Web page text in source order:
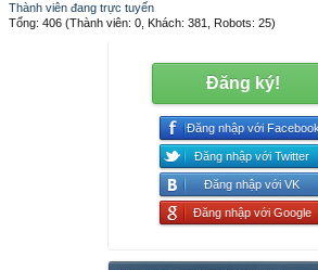
Thành viên đang trực tuyến
Tổng: 406 (Thành viên: 0, Khách: 381, Robots: 25)
Đăng ký!
Đăng nhập với
Đăng nhập với Twitter
Đăng nhập với VK
Đăng nhập với Google